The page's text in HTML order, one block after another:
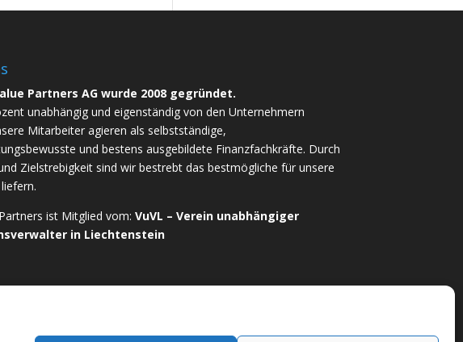
Partners AG wurde 2008 gegründet.
unabhängig und eigenständig von den Unternehmern
Mitarbeiter agieren als selbstständige,
und bestens ausgebildete Finanzfachkräfte. Durch
Zielstrebigkeit sind wir bestrebt das bestmögliche für unsere
ist Mitglied vom: VuVL – Verein unabhängiger
in Liechtenstein